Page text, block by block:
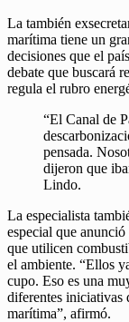
La también
marítima tiene un
decisiones que el
debate que buscará
regula el rubro
“El Canal de
pensada.
dijeron que
Lindo.
La especialista
especial que
que utilicen
el ambiente. “Ellos
cupo. Eso es una
diferentes iniciativas
marítima”, afirmó.